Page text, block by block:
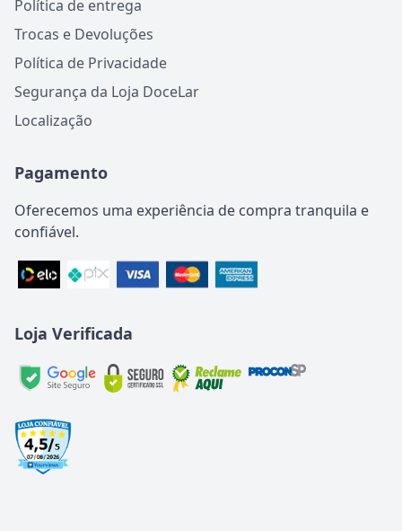
Política de entrega
Trocas e Devoluções
Política de Privacidade
Segurança da Loja DoceLar
Localização
Pagamento
Oferecemos uma experiência de compra tranquila e
confiável.
Loja Verificada